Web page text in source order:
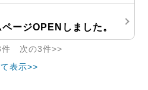
ージOPENしました。
件 次の3件>>
表示>>